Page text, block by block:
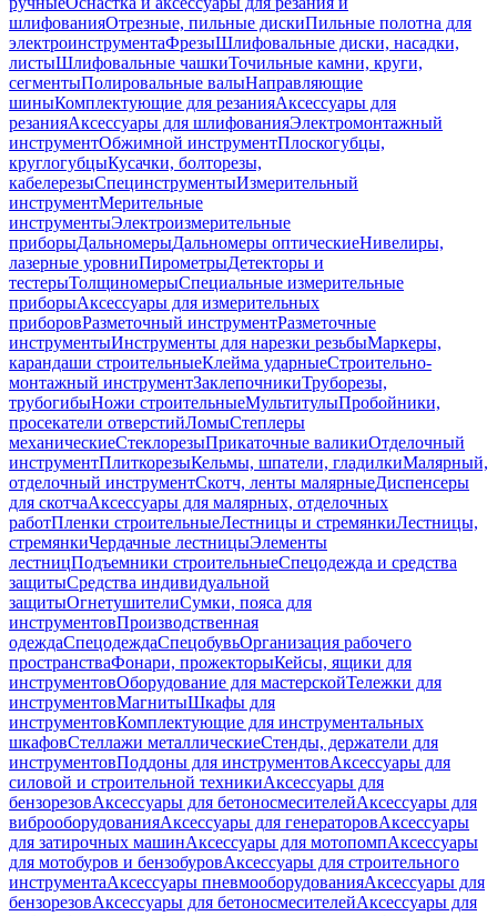
шлифованияОтрезные, пильные дискиПильные полотна для
электроинструментаФрезыШлифовальные диски, насадки,
листыШлифовальные чашкиТочильные камни, круги,
сегментыПолировальные валыНаправляющие
шиныКомплектующие для резанияАксессуары для
резанияАксессуары для шлифованияЭлектромонтажный
инструментОбжимной инструментПлоскогубцы,
круглогубцыКусачки, болторезы,
кабелерезыСпецинструментыИзмерительный
инструментМерительные
инструментыЭлектроизмерительные
приборыДальномерыДальномеры оптическиеНивелиры,
лазерные уровниПирометрыДетекторы и
тестерыТолщиномерыСпециальные измерительные
приборыАксессуары для измерительных
приборовРазметочный инструментРазметочные
инструментыИнструменты для нарезки резьбыМаркеры,
карандаши строительныеКлейма ударныеСтроительно-
монтажный инструментЗаклепочникиТруборезы,
трубогибыНожи строительныеМультитулыПробойники,
просекатели отверстийЛомыСтеплеры
механическиеСтеклорезыПрикаточные валикиОтделочный
инструментПлиткорезыКельмы, шпатели, гладилкиМалярный,
отделочный инструментСкотч, ленты малярныеДиспенсеры
для скотчаАксессуары для малярных, отделочных
работПленки строительныеЛестницы и стремянкиЛестницы,
стремянкиЧердачные лестницыЭлементы
лестницПодъемники строительныеСпецодежда и средства
защитыСредства индивидуальной
защитыОгнетушителиСумки, пояса для
инструментовПроизводственная
одеждаСпецодеждаСпецобувьОрганизация рабочего
пространстваФонари, прожекторыКейсы, ящики для
инструментовОборудование для мастерскойТележки для
инструментовМагнитыШкафы для
инструментовКомплектующие для инструментальных
шкафовСтеллажи металлическиеСтенды, держатели для
инструментовПоддоны для инструментовАксессуары для
силовой и строительной техникиАксессуары для
бензорезовАксессуары для бетоносмесителейАксессуары для
виброоборудованияАксессуары для генераторовАксессуары
для затирочных машинАксессуары для мотопомпАксессуары
для мотобуров и бензобуровАксессуары для строительного
инструментаАксессуары пневмооборудованияАксессуары для
бензорезовАксессуары для бетоносмесителейАксессуары для